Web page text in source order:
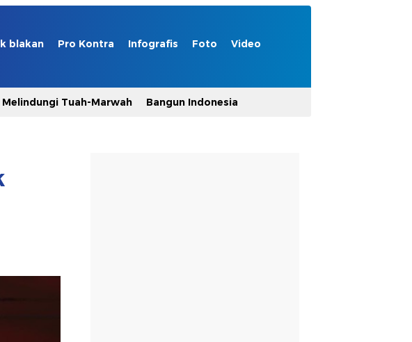
blakan Pro Kontra Infografis Foto Video
Melindungi Tuah-Marwah Bangun Indonesia